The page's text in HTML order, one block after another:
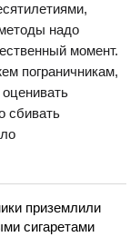
надо
момент.
пограничникам,
сбивать
приземлили
сигаретами